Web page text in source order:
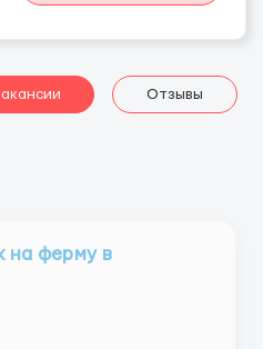
Отзывы
на ферму в